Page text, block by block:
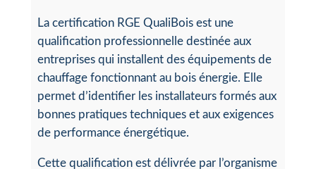
La certification RGE QualiBois est une
qualification professionnelle destinée aux
entreprises qui installent des équipements de
chauffage fonctionnant au bois énergie. Elle
permet d’identifier les installateurs formés aux
bonnes pratiques techniques et aux exigences
de performance énergétique.
Cette qualification est délivrée par l’organisme